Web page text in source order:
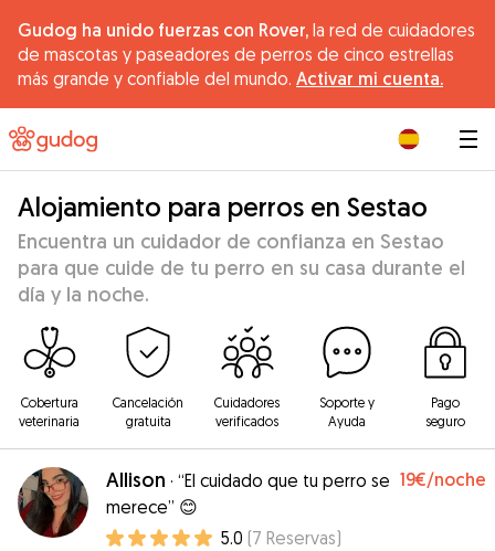
Gudog ha unido fuerzas con Rover, la red de cuidadores
de mascotas y paseadores de perros de cinco estrellas
más grande y confiable del mundo. Activar mi cuenta.
Alojamiento para perros en Sestao
Encuentra un cuidador de confianza en Sestao
para que cuide de tu perro en su casa durante el
día y la noche.
Cobertura
veterinaria
Cancelación
gratuita
Cuidadores
verificados
Soporte y
Ayuda
Pago
seguro
Allison · “El cuidado que tu perro se
merece” 😊
19€/noche
5.0 (7 Reservas)